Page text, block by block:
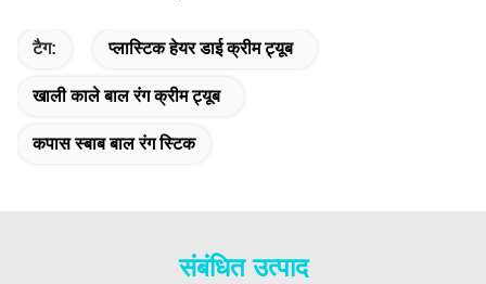
टैग: प्लास्टिक हेयर डाई क्रीम ट्यूब
खाली काले बाल रंग क्रीम ट्यूब
कपास स्बाब बाल रंग स्टिक
संबंधित उत्पाद